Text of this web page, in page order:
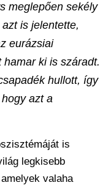
meglepően sekély
is jelentette,
eurázsiai
ki is száradt.
hullott, így
azt a
is
legkisebb
valaha